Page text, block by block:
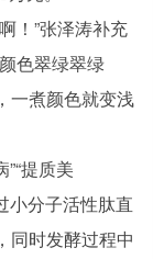
！”张泽涛补充
色翠绿翠绿
一煮颜色就变浅
提质美
小分子活性肽直
同时发酵过程中